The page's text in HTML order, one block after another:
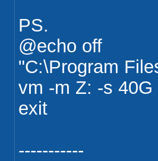
PS.
@echo off
"C:\Program
vm -m Z: -s
exit
-----------